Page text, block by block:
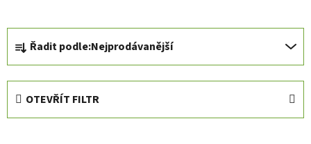
a
z
Řadit podle:Nejprodávanější
OTEVŘÍT FILTR